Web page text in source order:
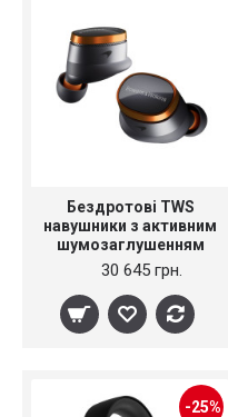
Бездротові TWS
навушники з активним
шумозаглушенням
Bowers & Wilkins Pi8
McLaren Edition
30 645 грн.
-25%